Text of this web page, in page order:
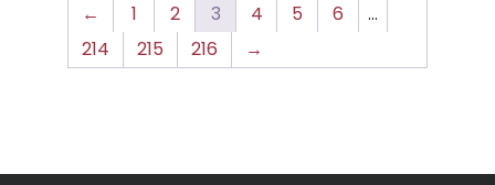
← 1 2 3 4 5 6
…
214
215 216 →